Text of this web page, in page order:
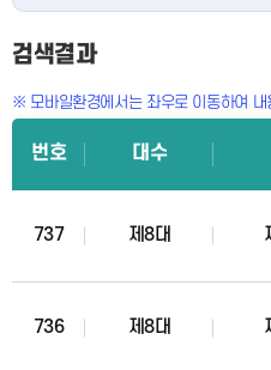
검색결과
※ 모바일환경에서는 좌우로 이동하여 내
번호 대수
737 제8대
736 제8대